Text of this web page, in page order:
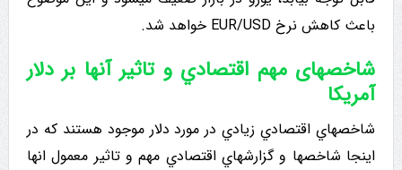
باعث کاهش نرخ EUR/USD خواهد شد.
شاخصهای مهم اقتصادي و تاثیر آنها بر دلار
آمریکا
شاخصهاي اقتصادي زيادي در مورد دلار موجود هستند که در
اینجا شاخصها و گزارشهاي اقتصادي مهم و تاثیر معمول انها